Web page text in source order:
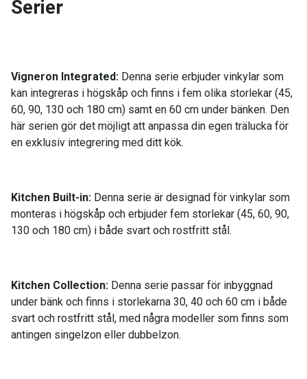
Serier
Vigneron Integrated: Denna serie erbjuder vinkylar som
kan integreras i högskåp och finns i fem olika storlekar (45,
60, 90, 130 och 180 cm) samt en 60 cm under bänken. Den
här serien gör det möjligt att anpassa din egen trälucka för
en exklusiv integrering med ditt kök.
Kitchen Built-in: Denna serie är designad för vinkylar som
monteras i högskåp och erbjuder fem storlekar (45, 60, 90,
130 och 180 cm) i både svart och rostfritt stål.
Kitchen Collection: Denna serie passar för inbyggnad
under bänk och finns i storlekarna 30, 40 och 60 cm i både
svart och rostfritt stål, med några modeller som finns som
antingen singelzon eller dubbelzon.